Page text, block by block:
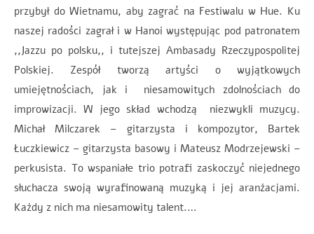
przybył do Wietnamu, aby zagrać na Festiwalu w Hue. Ku
naszej radości zagrał i w Hanoi występując pod patronatem
,,Jazzu po polsku,, i tutejszej Ambasady Rzeczypospolitej
Polskiej. Zespół tworzą artyści o wyjątkowych
umiejętnościach, jak i niesamowitych zdolnościach do
improwizacji. W jego skład wchodzą niezwykli muzycy.
Michał Milczarek – gitarzysta i kompozytor, Bartek
Łuczkiewicz – gitarzysta basowy i Mateusz Modrzejewski –
perkusista. To wspaniałe trio potrafi zaskoczyć niejednego
słuchacza swoją wyrafinowaną muzyką i jej aranżacjami.
Każdy z nich ma niesamowity talent.…